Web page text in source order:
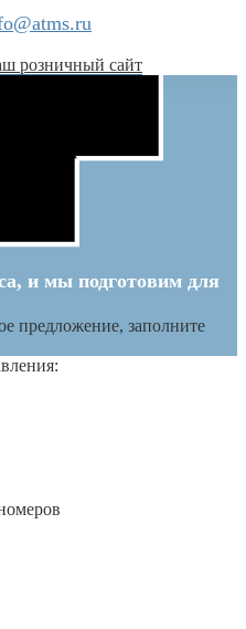
розничный сайт
и мы подготовим для
предложение, заполните